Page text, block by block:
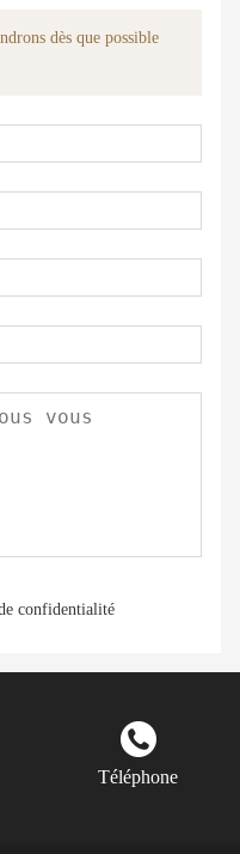
dès que possible
confidentialité
Téléphone